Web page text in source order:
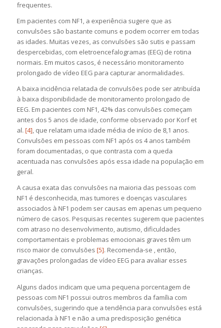
frequentes.
Em pacientes com NF1, a experiência sugere que as
convulsões são bastante comuns e podem ocorrer em todas
as idades. Muitas vezes, as convulsões são sutis e passam
despercebidas, com eletroencefalogramas (EEG) de rotina
normais. Em muitos casos, é necessário monitoramento
prolongado de vídeo EEG para capturar anormalidades.
A baixa incidência relatada de convulsões pode ser atribuída
à baixa disponibilidade de monitoramento prolongado de
EEG. Em pacientes com NF1, 42% das convulsões começam
antes dos 5 anos de idade, conforme observado por Korf et
al. [4], que relatam uma idade média de início de 8,1 anos.
Convulsões em pessoas com NF1 após os 4 anos também
foram documentadas, o que contrasta com a queda
acentuada nas convulsões após essa idade na população em
geral.
A causa exata das convulsões na maioria das pessoas com
NF1 é desconhecida, mas tumores e doenças vasculares
associados à NF1 podem ser causas em apenas um pequeno
número de casos. Pesquisas recentes sugerem que pacientes
com atraso no desenvolvimento, autismo, dificuldades
comportamentais e problemas emocionais graves têm um
risco maior de convulsões [5]. Recomenda-se , então,
gravações prolongadas de vídeo EEG para avaliar esses
crianças.
Alguns dados indicam que uma pequena porcentagem de
pessoas com NF1 possui outros membros da família com
convulsões, sugerindo que a tendência para convulsões está
relacionada à NF1 e não a uma predisposição genética